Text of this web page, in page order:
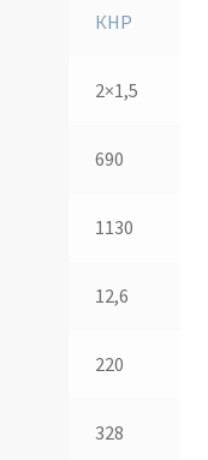
КНР
2×1,5
690
1130
12,6
220
328